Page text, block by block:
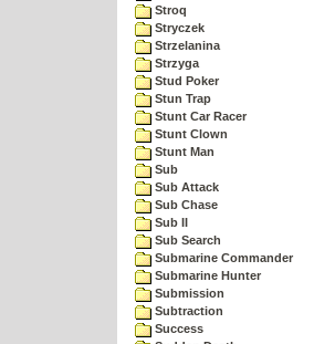
Stroq
Stryczek
Strzelanina
Strzyga
Stud Poker
Stun Trap
Stunt Car Racer
Stunt Clown
Stunt Man
Sub
Sub Attack
Sub Chase
Sub II
Sub Search
Submarine Commander
Submarine Hunter
Submission
Subtraction
Success